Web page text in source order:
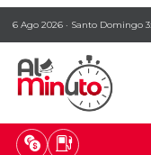
6 Ago 2026 · Santo Domingo